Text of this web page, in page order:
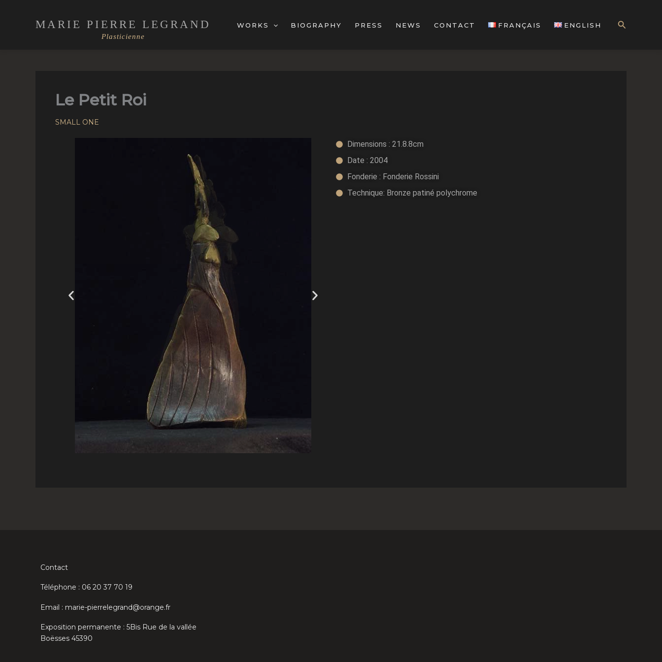
MARIE PIERRE LEGRAND
Plasticienne
WORKS BIOGRAPHY PRESS NEWS CONTACT FRANÇAIS ENGLISH Search
Le Petit Roi
SMALL ONE
Dimensions : 21.8.8cm
Date : 2004
Fonderie : Fonderie Rossini
Technique: Bronze patiné polychrome
Contact
Téléphone : 06 20 37 70 19
Email : marie-pierrelegrand@orange.fr
Exposition permanente : 5Bis Rue de la vallée
Boësses 45390